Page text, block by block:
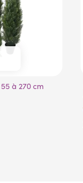
cmà 270 cm